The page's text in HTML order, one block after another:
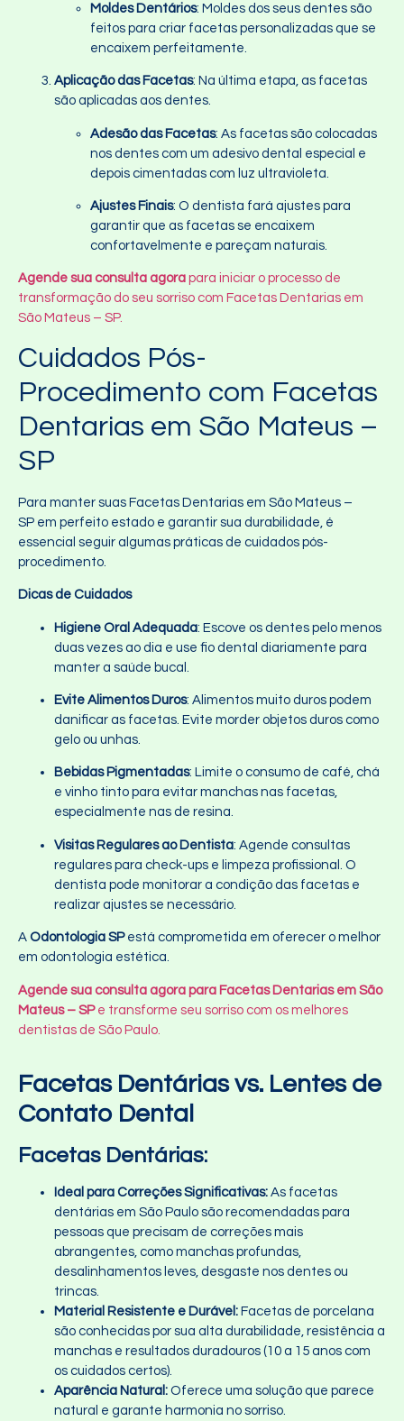
Moldes Dentários: Moldes dos seus dentes são
feitos para criar facetas personalizadas que se
encaixem perfeitamente.
Aplicação das Facetas: Na última etapa, as facetas
são aplicadas aos dentes.
Adesão das Facetas: As facetas são colocadas
nos dentes com um adesivo dental especial e
depois cimentadas com luz ultravioleta.
Ajustes Finais: O dentista fará ajustes para
garantir que as facetas se encaixem
confortavelmente e pareçam naturais.
Agende sua consulta agora para iniciar o processo de
transformação do seu sorriso com Facetas Dentarias em
São Mateus – SP.
Cuidados Pós-
Procedimento com Facetas
Dentarias em São Mateus –
SP
Para manter suas Facetas Dentarias em São Mateus –
SP em perfeito estado e garantir sua durabilidade, é
essencial seguir algumas práticas de cuidados pós-
procedimento.
Dicas de Cuidados
Higiene Oral Adequada: Escove os dentes pelo menos
duas vezes ao dia e use fio dental diariamente para
manter a saúde bucal.
Evite Alimentos Duros: Alimentos muito duros podem
danificar as facetas. Evite morder objetos duros como
gelo ou unhas.
Bebidas Pigmentadas: Limite o consumo de café, chá
e vinho tinto para evitar manchas nas facetas,
especialmente nas de resina.
Visitas Regulares ao Dentista: Agende consultas
regulares para check-ups e limpeza profissional. O
dentista pode monitorar a condição das facetas e
realizar ajustes se necessário.
A Odontologia SPestá comprometida em oferecer o melhor
em odontologia estética.
Agende sua consulta agora para Facetas Dentarias em São
Mateus – SP e transforme seu sorriso com os melhores
dentistas de São Paulo.
Facetas Dentárias vs. Lentes de
Contato Dental
Facetas Dentárias:
Ideal para Correções Significativas: As facetas
dentárias em São Paulo são recomendadas para
pessoas que precisam de correções mais
abrangentes, como manchas profundas,
desalinhamentos leves, desgaste nos dentes ou
trincas.
Material Resistente e Durável: Facetas de porcelana
são conhecidas por sua alta durabilidade, resistência a
manchas e resultados duradouros (10 a 15 anos com
os cuidados certos).
Aparência Natural: Oferece uma solução que parece
natural e garante harmonia no sorriso.